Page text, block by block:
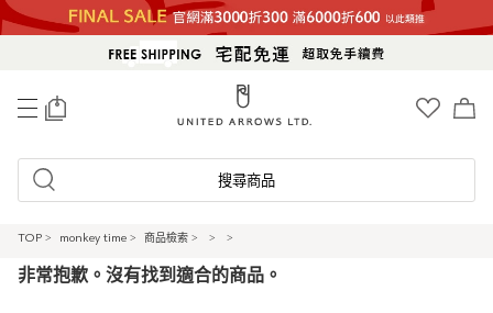
搜尋商品
TOP > monkey time > 商品檢索 > > >
非常抱歉。沒有找到適合的商品。